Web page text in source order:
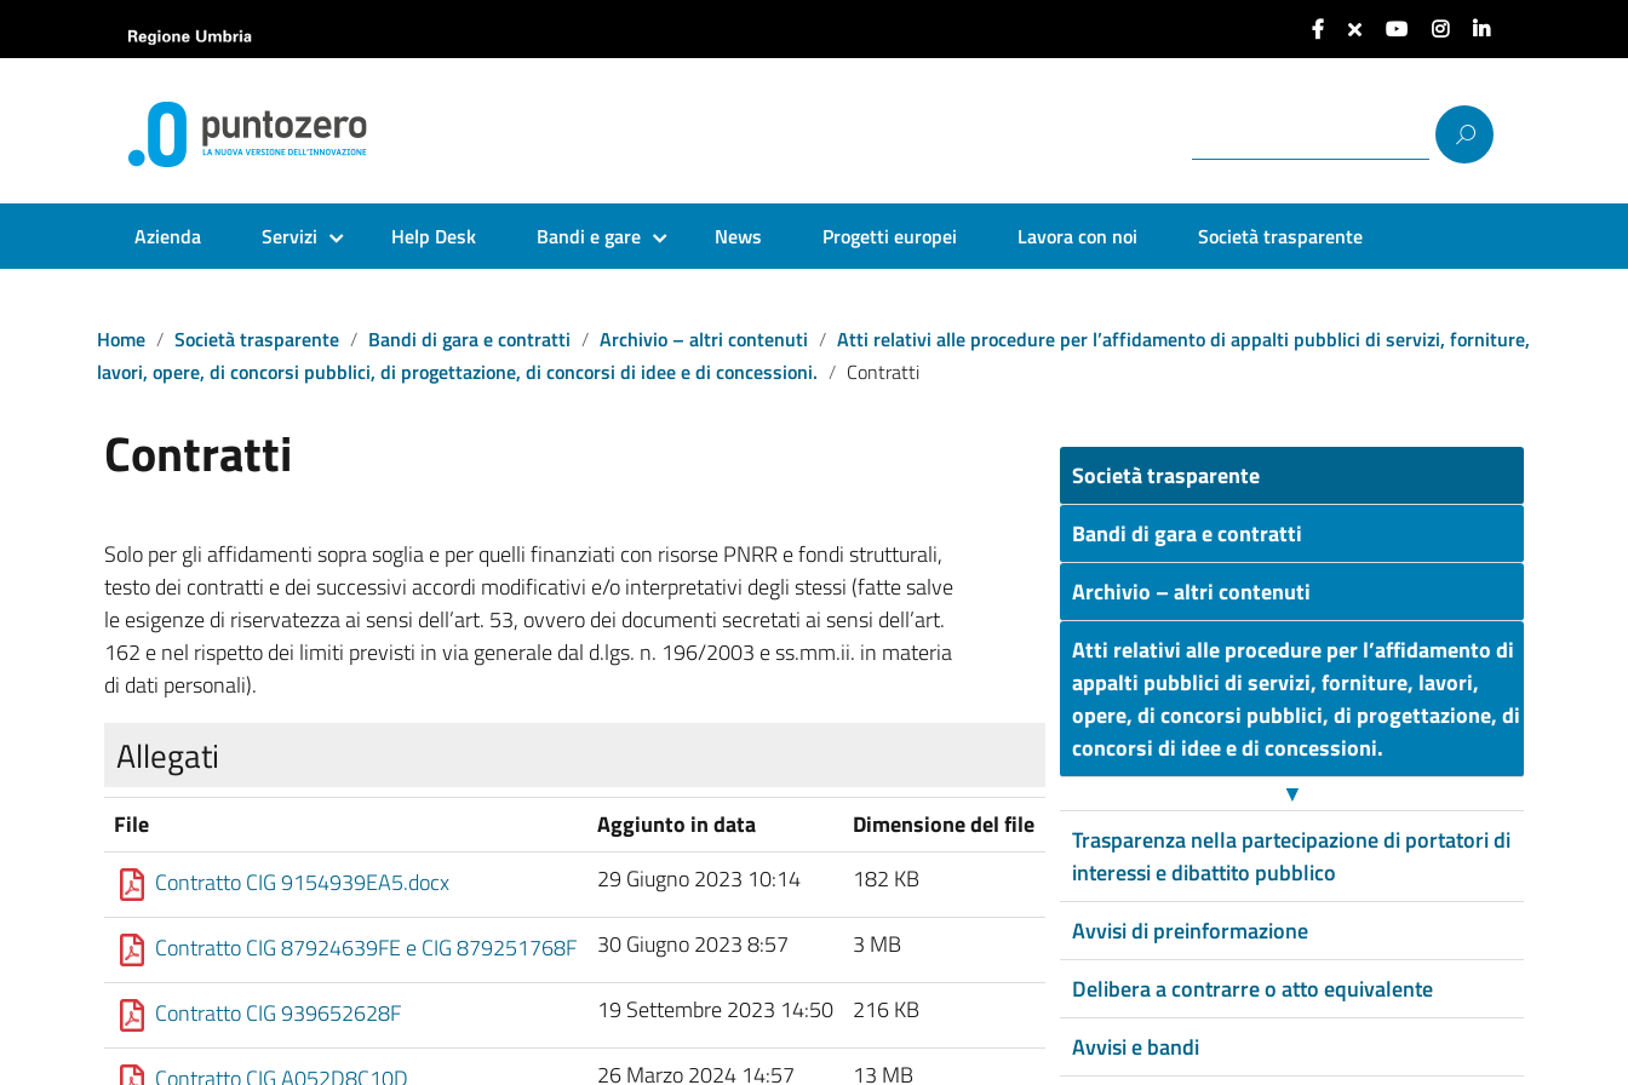
Azienda Servizi Help Desk Bandi e gare News Progetti europei Lavora con noi Società trasparente
Home Società trasparente Bandi di gara e contratti Archivio – altri contenuti
Atti relativi alle procedure per l’affidamento di appalti pubblici di servizi, forniture,
lavori, opere, di concorsi pubblici, di progettazione, di concorsi di idee ​e di concessioni.
Contratti
Contratti
Solo per gli affidamenti sopra soglia e per quelli finanziati con risorse PNRR e fondi strutturali,
testo dei contratti e dei successivi accordi modificativi e/o interpretativi degli stessi (fatte salve
le esigenze di riservatezza ai sensi dell’art. 53, ovvero dei documenti secretati ai sensi dell’art.
162 e nel rispetto dei limiti previsti in via generale dal d.lgs. n. 196/2003 e ss.mm.ii. in materia
di dati personali).
Allegati
File Aggiunto in data
Dimensione del file
Contratto CIG 9154939EA5.docx
29 Giugno 2023 10:14 182 KB
Contratto CIG 87924639FE e CIG 879251768F 30 Giugno 2023 8:57 3 MB
Contratto CIG 939652628F 19 Settembre 2023 14:50 216 KB
Contratto CIG A052D8C10D 26 Marzo 2024 14:57 13 MB
Società trasparente
Bandi di gara e contratti
Archivio – altri contenuti
Atti relativi alle procedure per l’affidamento di
appalti pubblici di servizi, forniture, lavori,
opere, di concorsi pubblici, di progettazione, di
concorsi di idee ​e di concessioni.
▼
Trasparenza nella partecipazione di portatori di
interessi e dibattito pubblico
Avvisi di preinformazione
Delibera a contrarre o atto equivalente
Avvisi e bandi